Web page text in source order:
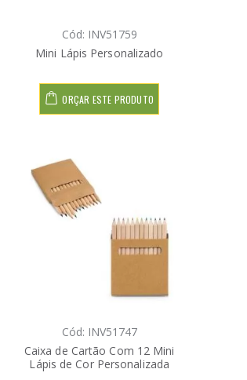
Cód: INV51759
Mini Lápis Personalizado
ORÇAR ESTE PRODUTO
Cód: INV51747
Caixa de Cartão Com 12 Mini
Lápis de Cor Personalizada